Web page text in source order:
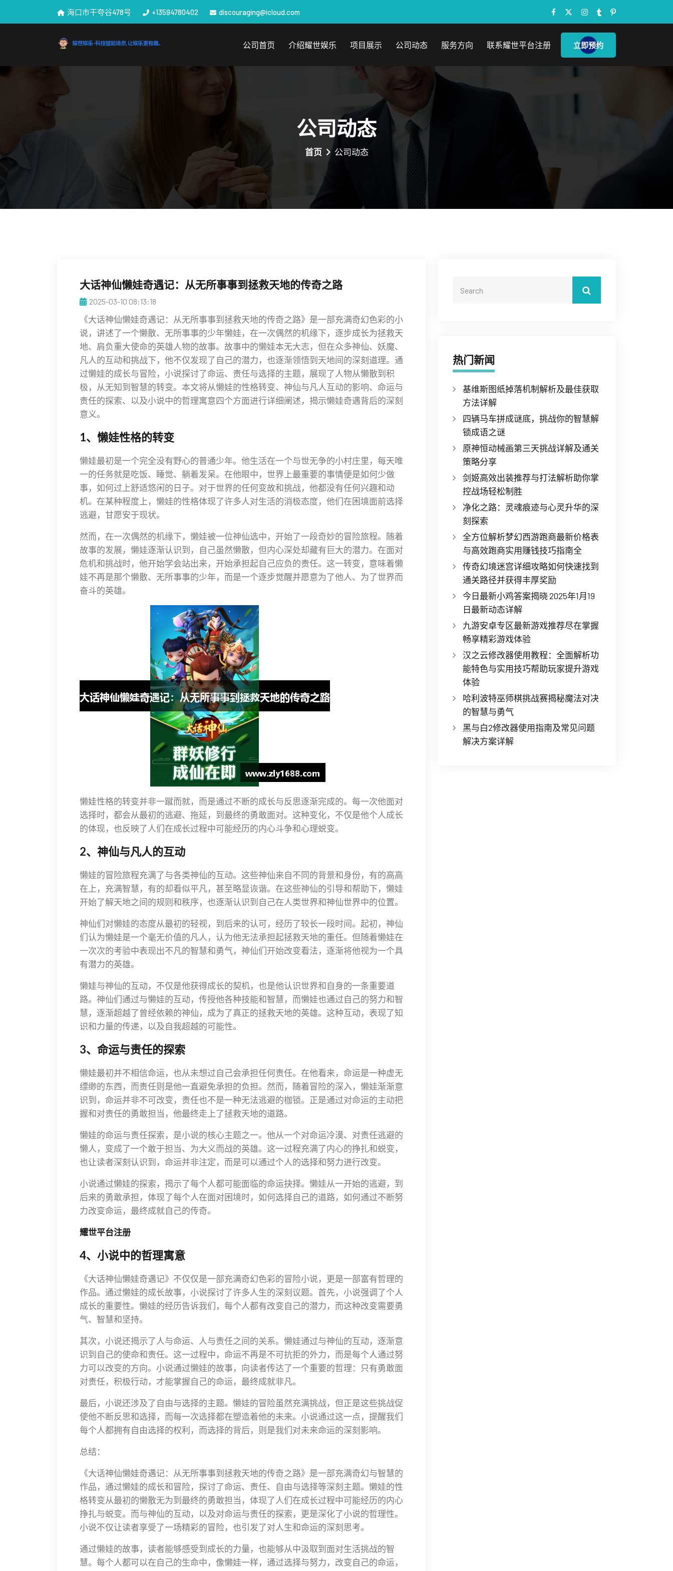
海口市干夸谷478号 +13594780402 discouraging@icloud.com
公司首页 介绍耀世娱乐 项目展示 公司动态 服务方向 联系耀世平台注册 立即预约
公司动态
首页 公司动态
大话神仙懒娃奇遇记：从无所事事到拯救天地的传奇之路
2025-03-10 08:13:18
《大话神仙懒娃奇遇记：从无所事事到拯救天地的传奇之路》是一部充满奇幻色彩的小
说，讲述了一个懒散、无所事事的少年懒娃，在一次偶然的机缘下，逐步成长为拯救天
地、肩负重大使命的英雄人物的故事。故事中的懒娃本无大志，但在众多神仙、妖魔、
凡人的互动和挑战下，他不仅发现了自己的潜力，也逐渐领悟到天地间的深刻道理。通
过懒娃的成长与冒险，小说探讨了命运、责任与选择的主题，展现了人物从懒散到积
极，从无知到智慧的转变。本文将从懒娃的性格转变、神仙与凡人互动的影响、命运与
责任的探索、以及小说中的哲理寓意四个方面进行详细阐述，揭示懒娃奇遇背后的深刻
意义。
1、懒娃性格的转变
懒娃最初是一个完全没有野心的普通少年。他生活在一个与世无争的小村庄里，每天唯
一的任务就是吃饭、睡觉、躺着发呆。在他眼中，世界上最重要的事情便是如何少做
事，如何过上舒适悠闲的日子。对于世界的任何变故和挑战，他都没有任何兴趣和动
机。在某种程度上，懒娃的性格体现了许多人对生活的消极态度，他们在困境面前选择
逃避，甘愿安于现状。
然而，在一次偶然的机缘下，懒娃被一位神仙选中，开始了一段奇妙的冒险旅程。随着
故事的发展，懒娃逐渐认识到，自己虽然懒散，但内心深处却藏有巨大的潜力。在面对
危机和挑战时，他开始学会站出来，开始承担起自己应负的责任。这一转变，意味着懒
娃不再是那个懒散、无所事事的少年，而是一个逐步觉醒并愿意为了他人、为了世界而
奋斗的英雄。
懒娃性格的转变并非一蹴而就，而是通过不断的成长与反思逐渐完成的。每一次他面对
选择时，都会从最初的逃避、拖延，到最终的勇敢面对。这种变化，不仅是他个人成长
的体现，也反映了人们在成长过程中可能经历的内心斗争和心理蜕变。
2、神仙与凡人的互动
懒娃的冒险旅程充满了与各类神仙的互动。这些神仙来自不同的背景和身份，有的高高
在上，充满智慧，有的却看似平凡，甚至略显诙谐。在这些神仙的引导和帮助下，懒娃
开始了解天地之间的规则和秩序，也逐渐认识到自己在人类世界和神仙世界中的位置。
神仙们对懒娃的态度从最初的轻视，到后来的认可，经历了较长一段时间。起初，神仙
们认为懒娃是一个毫无价值的凡人，认为他无法承担起拯救天地的重任。但随着懒娃在
一次次的考验中表现出不凡的智慧和勇气，神仙们开始改变看法，逐渐将他视为一个具
有潜力的英雄。
懒娃与神仙的互动，不仅是他获得成长的契机，也是他认识世界和自身的一条重要道
路。神仙们通过与懒娃的互动，传授他各种技能和智慧，而懒娃也通过自己的努力和智
慧，逐渐超越了曾经依赖的神仙，成为了真正的拯救天地的英雄。这种互动，表现了知
识和力量的传递，以及自我超越的可能性。
3、命运与责任的探索
懒娃最初并不相信命运，也从未想过自己会承担任何责任。在他看来，命运是一种虚无
缥缈的东西，而责任则是他一直避免承担的负担。然而，随着冒险的深入，懒娃渐渐意
识到，命运并非不可改变，责任也不是一种无法逃避的枷锁。正是通过对命运的主动把
握和对责任的勇敢担当，他最终走上了拯救天地的道路。
懒娃的命运与责任探索，是小说的核心主题之一。他从一个对命运冷漠、对责任逃避的
懒人，变成了一个敢于担当、为大义而战的英雄。这一过程充满了内心的挣扎和蜕变，
也让读者深刻认识到，命运并非注定，而是可以通过个人的选择和努力进行改变。
小说通过懒娃的探索，揭示了每个人都可能面临的命运抉择。懒娃从一开始的逃避，到
后来的勇敢承担，体现了每个人在面对困境时，如何选择自己的道路，如何通过不断努
力改变命运，最终成就自己的传奇。
耀世平台注册
4、小说中的哲理寓意
《大话神仙懒娃奇遇记》不仅仅是一部充满奇幻色彩的冒险小说，更是一部富有哲理的
作品。通过懒娃的成长故事，小说探讨了许多人生的深刻议题。首先，小说强调了个人
成长的重要性。懒娃的经历告诉我们，每个人都有改变自己的潜力，而这种改变需要勇
气、智慧和坚持。
其次，小说还揭示了人与命运、人与责任之间的关系。懒娃通过与神仙的互动，逐渐意
识到自己的使命和责任。这一过程中，命运不再是不可抗拒的外力，而是每个人通过努
力可以改变的方向。小说通过懒娃的故事，向读者传达了一个重要的哲理：只有勇敢面
对责任，积极行动，才能掌握自己的命运，最终成就非凡。
最后，小说还涉及了自由与选择的主题。懒娃的冒险虽然充满挑战，但正是这些挑战促
使他不断反思和选择，而每一次选择都在塑造着他的未来。小说通过这一点，提醒我们
每个人都拥有自由选择的权利，而选择的背后，则是我们对未来命运的深刻影响。
总结：
《大话神仙懒娃奇遇记：从无所事事到拯救天地的传奇之路》是一部充满奇幻与智慧的
作品，通过懒娃的成长和冒险，探讨了命运、责任、自由与选择等深刻主题。懒娃的性
格转变从最初的懒散无为到最终的勇敢担当，体现了人们在成长过程中可能经历的内心
挣扎与蜕变。而与神仙的互动，以及对命运与责任的探索，更是深化了小说的哲理性。
小说不仅让读者享受了一场精彩的冒险，也引发了对人生和命运的深刻思考。
通过懒娃的故事，读者能够感受到成长的力量，也能够从中汲取到面对生活挑战的智
慧。每个人都可以在自己的生命中，像懒娃一样，通过选择与努力，改变自己的命运，
热门新闻
基维斯图纸掉落机制解析及最佳获取
方法详解
四辆马车拼成谜底，挑战你的智慧解
锁成语之谜
原神恒动械画第三天挑战详解及通关
策略分享
剑姬高效出装推荐与打法解析助你掌
控战场轻松制胜
净化之路：灵魂痕迹与心灵升华的深
刻探索
全方位解析梦幻西游跑商最新价格表
与高效跑商实用赚钱技巧指南全
传奇幻境迷宫详细攻略如何快速找到
通关路径并获得丰厚奖励
今日最新小鸡答案揭晓 2025年1月19
日最新动态详解
九游安卓专区最新游戏推荐尽在掌握
畅享精彩游戏体验
汉之云修改器使用教程：全面解析功
能特色与实用技巧帮助玩家提升游戏
体验
哈利波特巫师棋挑战赛揭秘魔法对决
的智慧与勇气
黑与白2修改器使用指南及常见问题
解决方案详解